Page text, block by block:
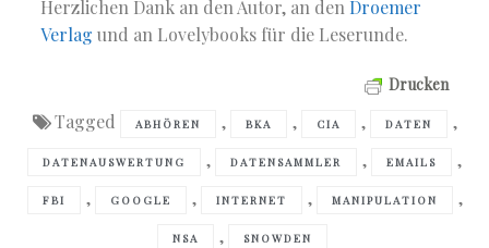
Herzlichen Dank an den Autor, an den Droemer
Verlag und an Lovelybooks für die Leserunde.
Drucken
Tagged ABHÖREN , BKA , CIA , DATEN ,
DATENAUSWERTUNG , DATENSAMMLER , EMAILS ,
FBI , GOOGLE , INTERNET , MANIPULATION ,
NSA , SNOWDEN